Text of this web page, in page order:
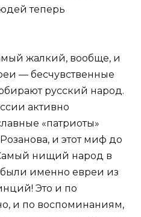
теперь
жалкий, вообще, и
— бесчувственные
русский народ.
активно
«патриоты»
и этот миф до
нищий народ в
именно евреи из
Это и по
и по воспоминаниям,